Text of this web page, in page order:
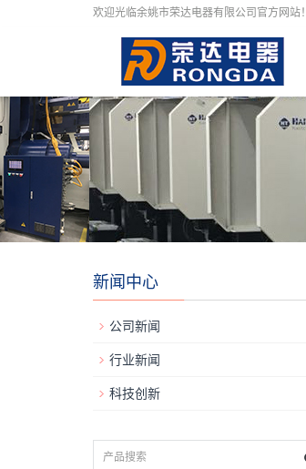
欢迎光临余姚市荣达电器有限公司官方网站！
新闻中心
公司新闻
行业新闻
科技创新